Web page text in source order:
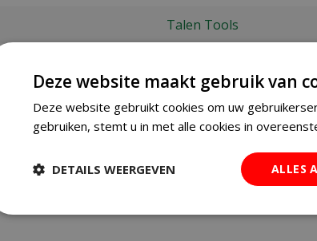
Talen Tools
hout, kunststof
12 cm
Deze website maakt gebruik van
Deze website gebruikt cookies om uw
gebruiken, stemt u in met alle cookies in
ALLES
DETAILS WEERGEVEN